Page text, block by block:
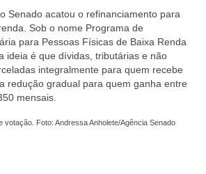
Senado acatou o refinanciamento para
Sob o nome Programa de
para Pessoas Físicas de Baixa Renda
ideia é que dívidas, tributárias e não
integralmente para quem recebe
redução gradual para quem ganha entre
mensais.
votação. Foto: Andressa Anholete/Agência Senado